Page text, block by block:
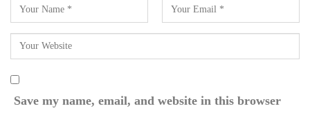
Save my name, email, and website in this browser